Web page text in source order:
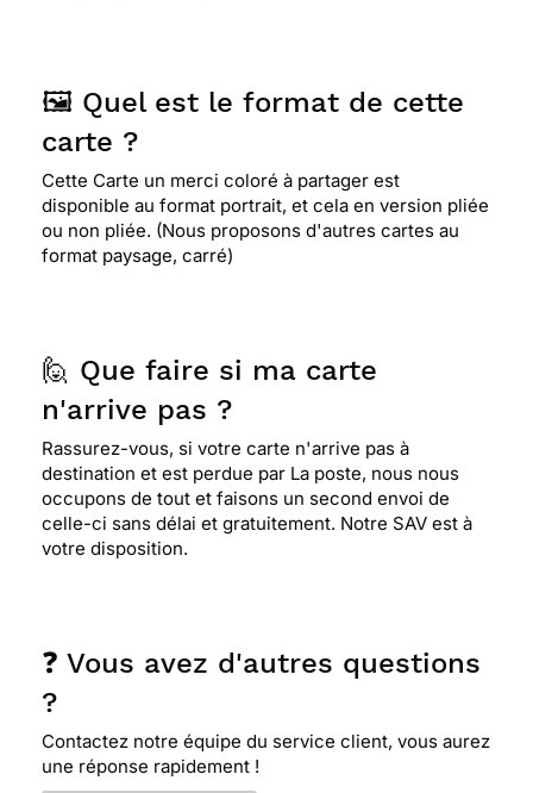
🖼️ Quel est le format de cette
carte ?
Cette Carte un merci coloré à partager est
disponible au format portrait, et cela en version pliée
ou non pliée. (Nous proposons d'autres cartes au
format paysage, carré)
🙋 Que faire si ma carte
n'arrive pas ?
Rassurez-vous, si votre carte n'arrive pas à
destination et est perdue par La poste, nous nous
occupons de tout et faisons un second envoi de
celle-ci sans délai et gratuitement. Notre SAV est à
votre disposition.
❓ Vous avez d'autres questions
?
Contactez notre équipe du service client, vous aurez
une réponse rapidement !